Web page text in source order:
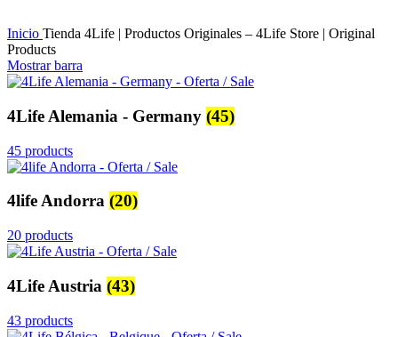
Inicio Tienda 4Life | Productos Originales – 4Life Store | Original
Products
Mostrar barra
4Life Alemania - Germany (45)
45 products
4life Andorra (20)
20 products
4Life Austria (43)
43 products